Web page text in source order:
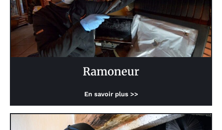
Ramoneur
En savoir plus >>